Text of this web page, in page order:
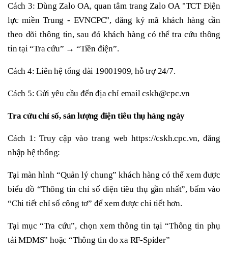
Cách 3: Dùng Zalo OA, quan tâm trang Zalo OA "TCT Điện
lực miền Trung - EVNCPC", đăng ký mã khách hàng cần
theo dõi thông tin, sau đó khách hàng có thể tra cứu thông
tin tại “Tra cứu” → “Tiền điện”.
Cách 4: Liên hệ tổng đài 19001909, hỗ trợ 24/7.
Cách 5: Gửi yêu cầu đến địa chỉ email cskh@cpc.vn
Tra cứu chỉ số, sản lượng điện tiêu thụ hàng ngày
Cách 1: Truy cập vào trang web https://cskh.cpc.vn, đăng
nhập hệ thống:
Tại màn hình “Quản lý chung” khách hàng có thể xem được
biểu đồ “Thông tin chỉ số điện tiêu thụ gần nhất”, bấm vào
“Chi tiết chỉ số công tơ” để xem được chi tiết hơn.
Tại mục “Tra cứu”, chọn xem thông tin tại “Thông tin phụ
tải MDMS” hoặc “Thông tin đo xa RF-Spider”